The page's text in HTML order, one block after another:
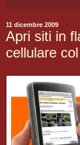
11 dicembre 2009
Apri siti in
cellulare